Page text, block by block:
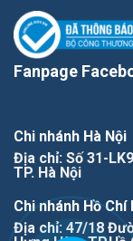
Fanpage
Chi nhánh Hà Nội
Địa chỉ: Số 31-
TP. Hà Nội
Chi nhánh Hồ Chí
Địa chỉ: 47/18